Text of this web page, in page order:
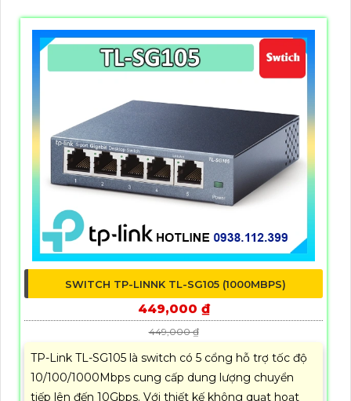
SWITCH TP-LINNK TL-SG105 (1000MBPS)
449,000 ₫
449,000 ₫
TP-Link TL-SG105 là switch có 5 cổng hỗ trợ tốc độ
10/100/1000Mbps cung cấp dung lượng chuyển
tiếp lên đến 10Gbps. Với thiết kế không quạt hoạt